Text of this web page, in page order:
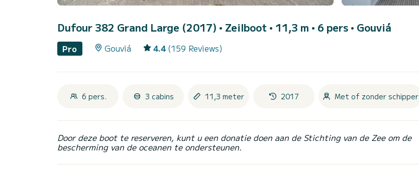
Dufour 382 Grand Large (2017) • Zeilboot • 11,3 m • 6 pers • Gouviá
Pro Gouviá 4.4 (159 Reviews)
6 pers. 3 cabins 11,3 meter 2017 Met of zonder schipper
Door deze boot te reserveren, kunt u een donatie doen aan de Stichting van de Zee om de
bescherming van de oceanen te ondersteunen.